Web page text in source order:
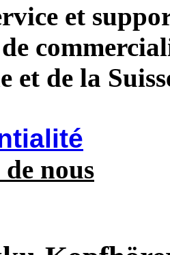
et
de
et de la
nous